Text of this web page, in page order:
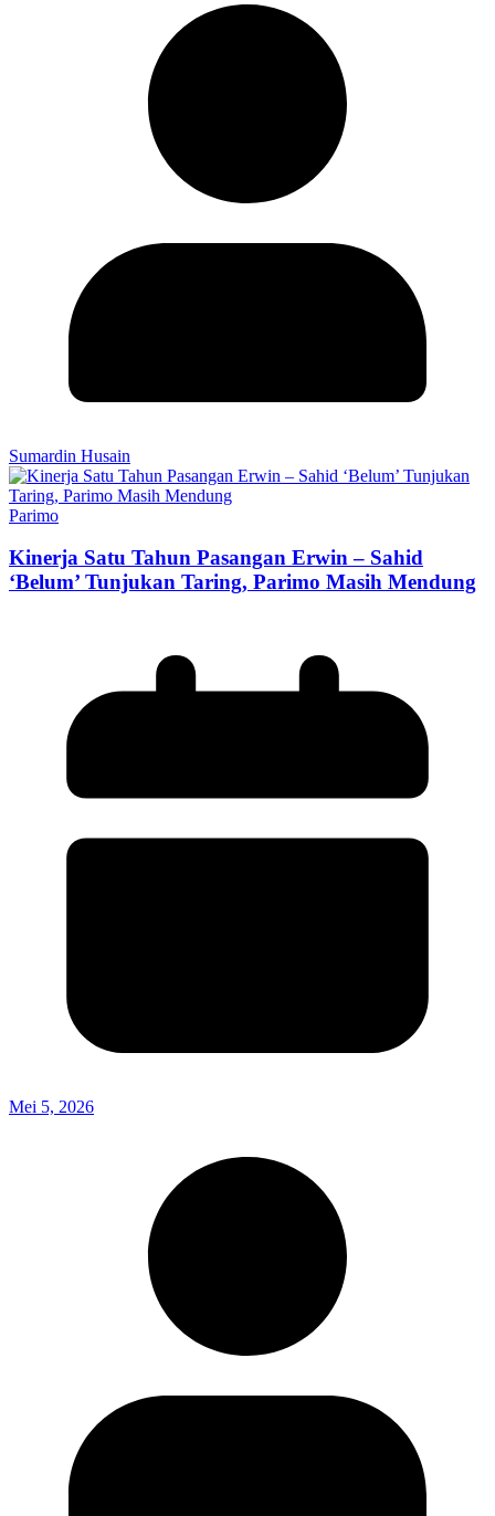
Sumardin Husain
Parimo
Kinerja Satu Tahun Pasangan Erwin – Sahid
‘Belum’ Tunjukan Taring, Parimo Masih Mendung
Mei 5, 2026